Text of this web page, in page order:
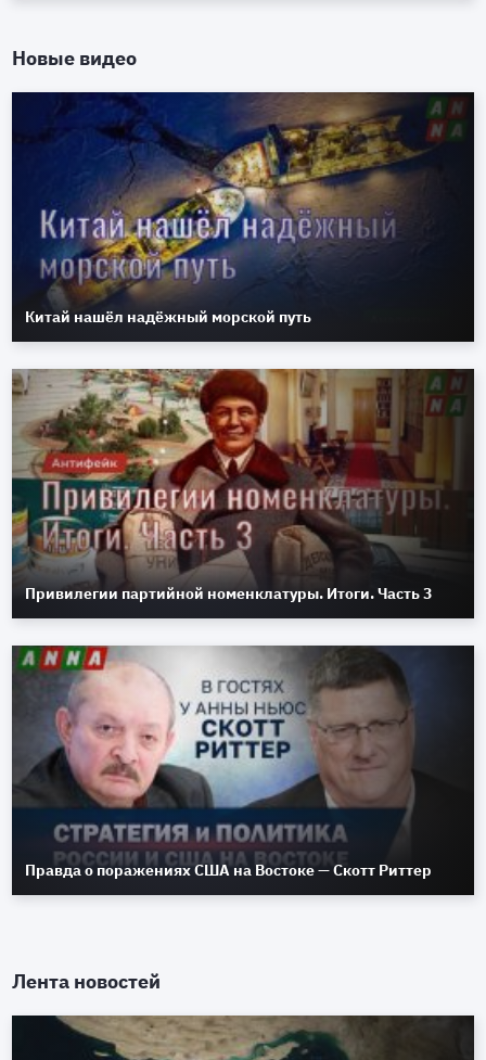
Новые видео
Китай нашёл надёжный морской путь
Привилегии партийной номенклатуры. Итоги. Часть 3
Правда о поражениях США на Востоке — Скотт Риттер
Лента новостей